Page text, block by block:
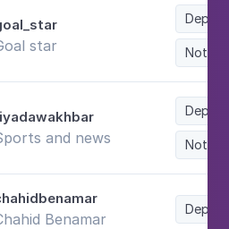
star
and news
Benamar